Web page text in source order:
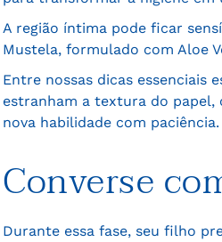
A região íntima pode ficar
Mustela, formulado com Aloe
Entre nossas dicas essenciais
estranham a textura do papel,
nova habilidade com paciência.
Converse
Durante essa fase, seu filho